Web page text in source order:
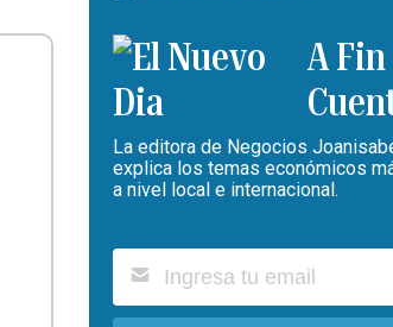
A
La editora de Negocios
explica los temas económicos
a nivel local e internacional.